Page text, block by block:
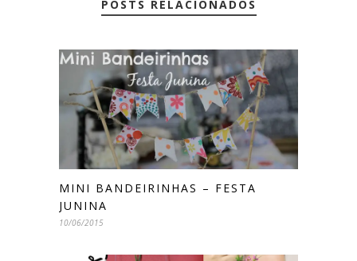
POSTS RELACIONADOS
MINI BANDEIRINHAS – FESTA
JUNINA
10/06/2015